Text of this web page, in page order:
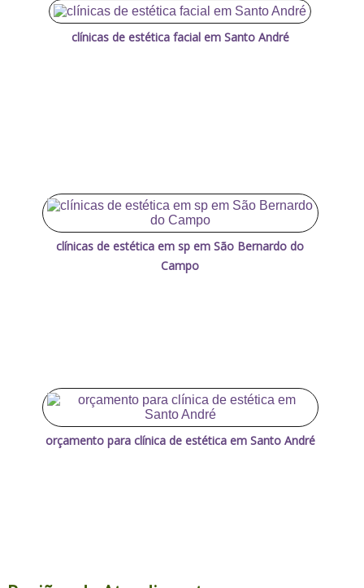
clínicas de estética facial em Santo André
clínicas de estética em sp em São Bernardo do
Campo
orçamento para clínica de estética em Santo André